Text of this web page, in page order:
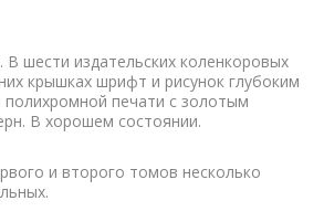
шести издательских коленкоровых
крышках шрифт и рисунок глубоким
печати с золотым
В хорошем состоянии.
и второго томов несколько